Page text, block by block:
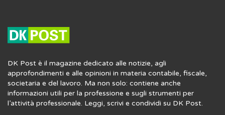
DK Post è il magazine dedicato alle notizie, agli
approfondimenti e alle opinioni in materia contabile, fiscale,
societaria e del lavoro. Ma non solo: contiene anche
informazioni utili per la professione e sugli strumenti per
l’attività professionale. Leggi, scrivi e condividi su DK Post.